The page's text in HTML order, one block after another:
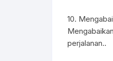
10.
perjalanan..